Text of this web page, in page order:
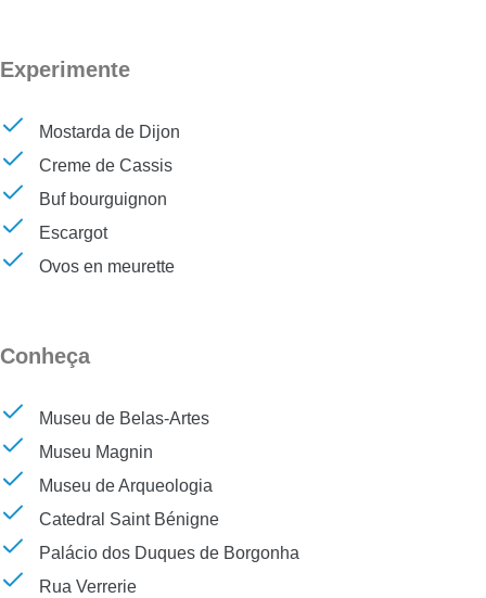
Experimente
Mostarda de Dijon
Creme de Cassis
Buf bourguignon
Escargot
Ovos en meurette
Conheça
Museu de Belas-Artes
Museu Magnin
Museu de Arqueologia
Catedral Saint Bénigne
Palácio dos Duques de Borgonha
Rua Verrerie